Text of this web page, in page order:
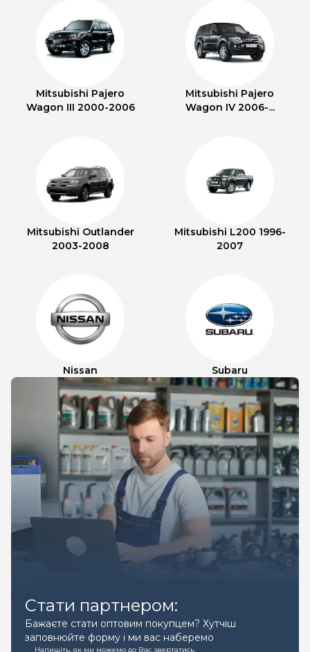
Mitsubishi Pajero
Wagon III 2000-2006
Mitsubishi Pajero
Wagon IV 2006-...
Mitsubishi Outlander
2003-2008
Mitsubishi L200 1996-
2007
Nissan Subaru
Стати партнером:
Бажаєте стати оптовим покупцем? Хутчіш
заповнюйте форму і ми вас наберемо
Напишіть, як ми можемо до Вас звертатись